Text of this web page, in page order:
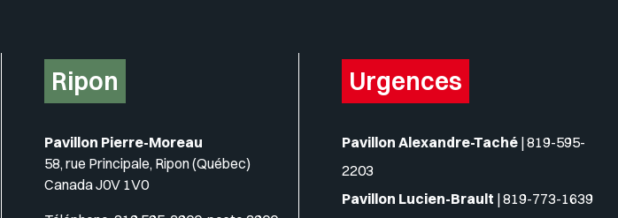
Ripon
Pavillon Pierre-Moreau
58, rue Principale, Ripon (Québec)
Canada J0V 1V0
Urgences
Pavillon Alexandre-Taché |819-595-
2203
Pavillon Lucien-Brault |819-773-1639